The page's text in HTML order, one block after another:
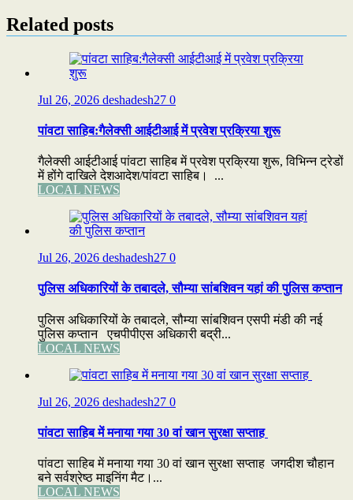
Related posts
Jul 26, 2026 deshadesh27 0
पांवटा साहिब:गैलेक्सी आईटीआई में प्रवेश प्रक्रिया शुरू
गैलेक्सी आईटीआई पांवटा साहिब में प्रवेश प्रक्रिया शुरू, विभिन्न ट्रेडों
में होंगे दाखिले देशआदेश/पांवटा साहिब। ...
LOCAL NEWS
Jul 26, 2026 deshadesh27 0
पुलिस अधिकारियों के तबादले, सौम्या सांबशिवन यहां की पुलिस कप्तान
पुलिस अधिकारियों के तबादले, सौम्या सांबशिवन एसपी मंडी की नई
पुलिस कप्तान एचपीपीएस अधिकारी बद्री...
LOCAL NEWS
Jul 26, 2026 deshadesh27 0
पांवटा साहिब में मनाया गया 30 वां खान सुरक्षा सप्ताह
पांवटा साहिब में मनाया गया 30 वां खान सुरक्षा सप्ताह जगदीश चौहान
बने सर्वश्रेष्ठ माइनिंग मैट।...
LOCAL NEWS